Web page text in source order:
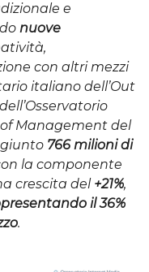
e
nuove
con altri mezzi
italiano dell’Out
Management del
766 milioni di
la componente
crescita del +21%,
il 36%
.